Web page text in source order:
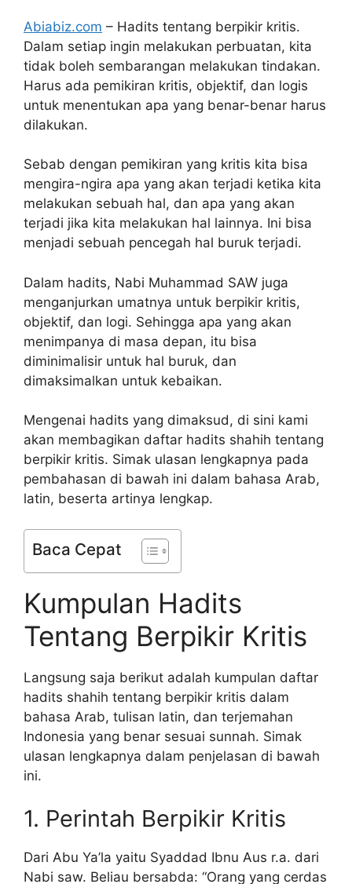
Abiabiz.com – Hadits tentang berpikir kritis.
Dalam setiap ingin melakukan perbuatan, kita
tidak boleh sembarangan melakukan tindakan.
Harus ada pemikiran kritis, objektif, dan logis
untuk menentukan apa yang benar-benar harus
dilakukan.
Sebab dengan pemikiran yang kritis kita bisa
mengira-ngira apa yang akan terjadi ketika kita
melakukan sebuah hal, dan apa yang akan
terjadi jika kita melakukan hal lainnya. Ini bisa
menjadi sebuah pencegah hal buruk terjadi.
Dalam hadits, Nabi Muhammad SAW juga
menganjurkan umatnya untuk berpikir kritis,
objektif, dan logi. Sehingga apa yang akan
menimpanya di masa depan, itu bisa
diminimalisir untuk hal buruk, dan
dimaksimalkan untuk kebaikan.
Mengenai hadits yang dimaksud, di sini kami
akan membagikan daftar hadits shahih tentang
berpikir kritis. Simak ulasan lengkapnya pada
pembahasan di bawah ini dalam bahasa Arab,
latin, beserta artinya lengkap.
Baca Cepat
Kumpulan Hadits
Tentang Berpikir Kritis
Langsung saja berikut adalah kumpulan daftar
hadits shahih tentang berpikir kritis dalam
bahasa Arab, tulisan latin, dan terjemahan
Indonesia yang benar sesuai sunnah. Simak
ulasan lengkapnya dalam penjelasan di bawah
ini.
1. Perintah Berpikir Kritis
Dari Abu Ya’la yaitu Syaddad Ibnu Aus r.a. dari
Nabi saw. Beliau bersabda: “Orang yang cerdas